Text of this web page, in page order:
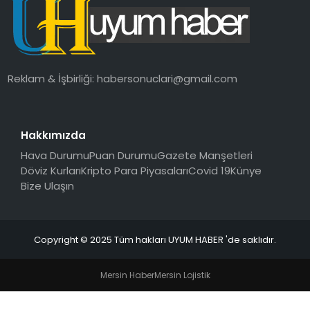
SAĞLIK
MAGAZIN
Reklam & İşbirliği:habersonuclari@gmail.com
Hakkımızda
Hava DurumuPuan DurumuGazete Manşetleri
Döviz KurlarıKripto Para PiyasalarıCovid 19Künye
Bize Ulaşın
Copyright © 2025 Tüm hakları UYUM HABER 'de saklıdır.
Mersin HaberMersin Lojistik